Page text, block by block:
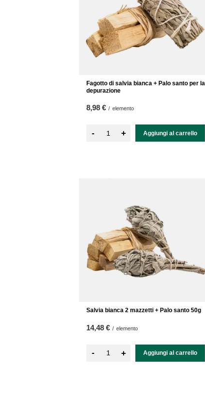
Fagotto di salvia bianca + Palo santo per la
depurazione
8,98 € / elemento
- + Aggiungi al carrello
Salvia bianca 2 mazzetti + Palo santo 50g
14,48 € / elemento
- + Aggiungi al carrello